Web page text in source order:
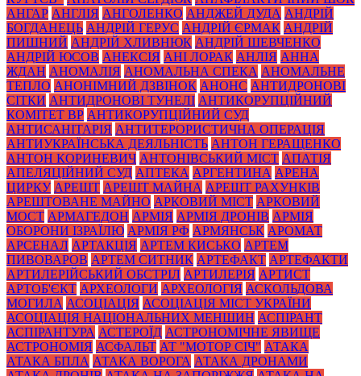
АНГАР АНГЛІЯ АНГОЛЕНКО АНДЖЕЙ ДУДА АНДРІЙ
БОГДАНЕЦЬ АНДРІЙ ГЕРУС АНДРІЙ ЄРМАК АНДРІЙ
ПИШНИЙ АНДРІЙ ХЛИВНЮК АНДРІЙ ШЕВЧЕНКО
АНДРІЙ ЮСОВ АНЕКСІЯ АНІ ЛОРАК АНЛІЯ АННА
ЖДАН АНОМАЛІЯ АНОМАЛЬНА СПЕКА АНОМАЛЬНЕ
ТЕПЛО АНОНІМНИЙ ДЗВІНОК АНОНС АНТИДРОНОВІ
СІТКИ АНТИДРОНОВІ ТУНЕЛІ АНТИКОРУПЦІЙНИЙ
КОМІТЕТ ВР АНТИКОРУПЦІЙНИЙ СУД
АНТИСАНІТАРІЯ АНТИТЕРОРИСТИЧНА ОПЕРАЦІЯ
АНТИУКРАЇНСЬКА ДЕЯЛЬНІСТЬ АНТОН ГЕРАЩЕНКО
АНТОН КОРИНЕВИЧ АНТОНІВСЬКИЙ МІСТ АПАТІЯ
АПЕЛЯЦІЙНИЙ СУД АПТЕКА АРГЕНТИНА АРЕНА
ЦИРКУ АРЕШТ АРЕШТ МАЙНА АРЕШТ РАХУНКІВ
АРЕШТОВАНЕ МАЙНО АРКОВИЙ МІСТ АРКОВИЙ
МОСТ АРМАГЕДОН АРМІЯ АРМІЯ ДРОНІВ АРМІЯ
ОБОРОНИ ІЗРАЇЛЮ АРМІЯ РФ АРМЯНСЬК АРОМАТ
АРСЕНАЛ АРТАКЦІЯ АРТЕМ КИСЬКО АРТЕМ
ПИВОВАРОВ АРТЕМ СИТНИК АРТЕФАКТ АРТЕФАКТИ
АРТИЛЕРІЙСЬКИЙ ОБСТРІЛ АРТИЛЕРІЯ АРТИСТ
АРТОБ'ЄКТ АРХЕОЛОГИ АРХЕОЛОГІЯ АСКОЛЬДОВА
МОГИЛА АСОЦІАЦІЯ АСОЦІАЦІЯ МІСТ УКРАЇНИ
АСОЦІАЦІЯ НАЦІОНАЛЬНИХ МЕНШИН АСПІРАНТ
АСПІРАНТУРА АСТЕРОЇД АСТРОНОМІЧНЕ ЯВИЩЕ
АСТРОНОМІЯ АСФАЛЬТ АТ "МОТОР СІЧ" АТАКА
АТАКА БПЛА АТАКА ВОРОГА АТАКА ДРОНАМИ